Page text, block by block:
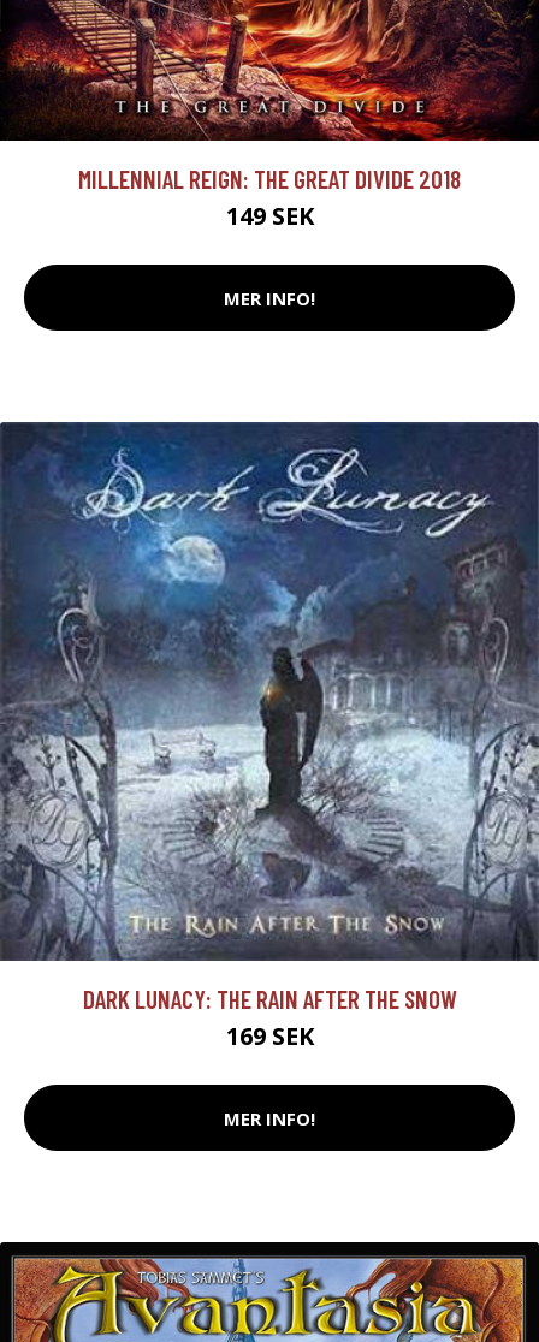
MILLENNIAL REIGN: THE GREAT DIVIDE 2018
149 SEK
MER INFO!
DARK LUNACY: THE RAIN AFTER THE SNOW
169 SEK
MER INFO!